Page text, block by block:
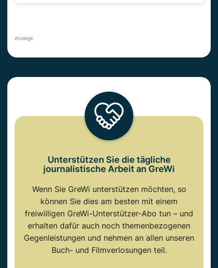
Anzeige
Unterstützen Sie die tägliche
journalistische Arbeit an GreWi
Wenn Sie GreWi unterstützen möchten, so
können Sie dies am besten mit einem
freiwilligen GreWi-Unterstützer-Abo tun – und
erhalten dafür auch noch themenbezogenen
Gegenleistungen und nehmen an allen unseren
Buch- und Filmverlosungen teil.